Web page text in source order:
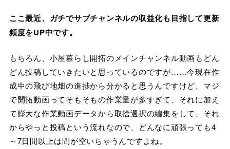
ここ最近、ガチでサブチャンネルの収益化も目指して更新
頻度をUP中です。
もちろん、小屋暮らし開拓のメインチャンネル動画もどん
どん投稿していきたいと思っているのですが……今現在作
成中の飛び地畑の進捗から分かると思うんですけど、マジ
で開拓動画ってそもそもの作業量が多すぎて、それに加え
て膨大な作業動画データから取捨選択の編集をして、それ
からやっと投稿という流れなので、どんなに頑張っても4
～7日間以上は間が空いちゃうんですよね。